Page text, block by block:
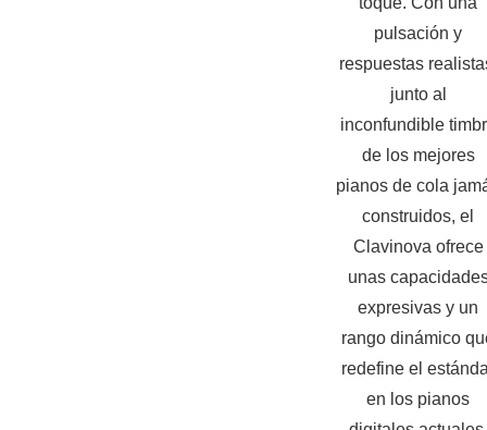
pulsación y
respuestas
junto al
inconfundible
de los mejores
pianos de cola
construidos, el
Clavinova ofrece
unas
expresivas y un
rango dinámico
redefine el
en los pianos